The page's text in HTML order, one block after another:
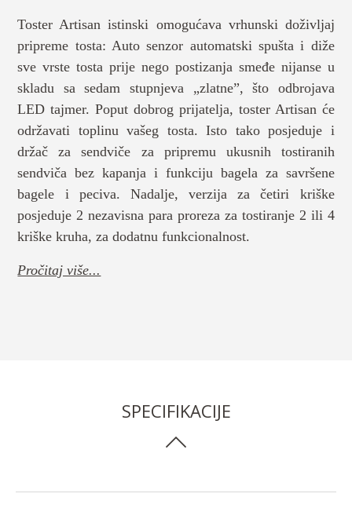
Toster Artisan istinski omogućava vrhunski doživljaj
pripreme tosta: Auto senzor automatski spušta i diže
sve vrste tosta prije nego postizanja smeđe nijanse u
skladu sa sedam stupnjeva „zlatne”, što odbrojava
LED tajmer. Poput dobrog prijatelja, toster Artisan će
održavati toplinu vašeg tosta. Isto tako posjeduje i
držač za sendviče za pripremu ukusnih tostiranih
sendviča bez kapanja i funkciju bagela za savršene
bagele i peciva. Nadalje, verzija za četiri kriške
posjeduje 2 nezavisna para proreza za tostiranje 2 ili 4
kriške kruha, za dodatnu funkcionalnost.
Pročitaj više...
SPECIFIKACIJE